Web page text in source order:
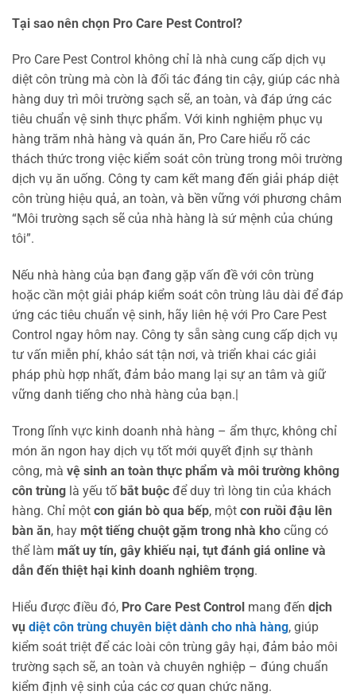
Tại sao nên chọn Pro Care Pest Control?
Pro Care Pest Control không chỉ là nhà cung cấp dịch vụ
diệt côn trùng mà còn là đối tác đáng tin cậy, giúp các nhà
hàng duy trì môi trường sạch sẽ, an toàn, và đáp ứng các
tiêu chuẩn vệ sinh thực phẩm. Với kinh nghiệm phục vụ
hàng trăm nhà hàng và quán ăn, Pro Care hiểu rõ các
thách thức trong việc kiểm soát côn trùng trong môi trường
dịch vụ ăn uống. Công ty cam kết mang đến giải pháp diệt
côn trùng hiệu quả, an toàn, và bền vững với phương châm
“Môi trường sạch sẽ của nhà hàng là sứ mệnh của chúng
tôi”.
Nếu nhà hàng của bạn đang gặp vấn đề với côn trùng
hoặc cần một giải pháp kiểm soát côn trùng lâu dài để đáp
ứng các tiêu chuẩn vệ sinh, hãy liên hệ với Pro Care Pest
Control ngay hôm nay. Công ty sẵn sàng cung cấp dịch vụ
tư vấn miễn phí, khảo sát tận nơi, và triển khai các giải
pháp phù hợp nhất, đảm bảo mang lại sự an tâm và giữ
vững danh tiếng cho nhà hàng của bạn.|
Trong lĩnh vực kinh doanh nhà hàng – ẩm thực, không chỉ
món ăn ngon hay dịch vụ tốt mới quyết định sự thành
công, mà vệ sinh an toàn thực phẩm và môi trường không
côn trùng là yếu tố bắt buộc để duy trì lòng tin của khách
hàng. Chỉ một con gián bò qua bếp, một con ruồi đậu lên
bàn ăn, hay một tiếng chuột gặm trong nhà kho cũng có
thể làm mất uy tín, gây khiếu nại, tụt đánh giá online và
dẫn đến thiệt hại kinh doanh nghiêm trọng.
Hiểu được điều đó, Pro Care Pest Control mang đến dịch
vụ diệt côn trùng chuyên biệt dành cho nhà hàng, giúp
kiểm soát triệt để các loài côn trùng gây hại, đảm bảo môi
trường sạch sẽ, an toàn và chuyên nghiệp – đúng chuẩn
kiểm định vệ sinh của các cơ quan chức năng.